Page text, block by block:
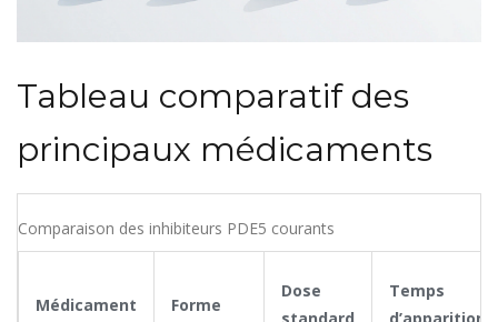
Tableau comparatif des
principaux médicaments
Comparaison des inhibiteurs PDE5 courants
Médicament Forme
Dose
Temps